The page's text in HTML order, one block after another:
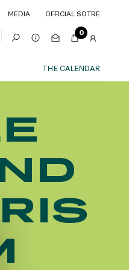
MEDIA OFFICIAL SOTRE
0
THE CALENDAR